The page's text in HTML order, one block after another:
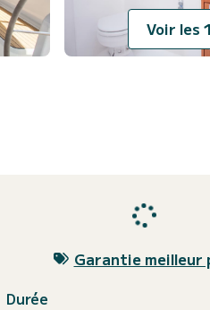
Voir les
Garantie meilleur
Durée